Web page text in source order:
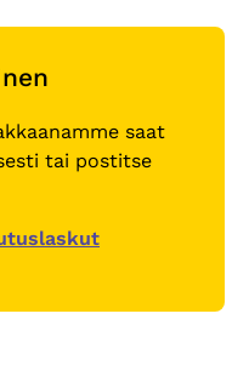
saat
tai postitse